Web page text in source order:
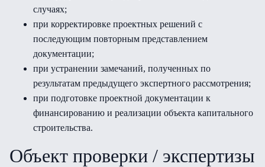
случаях;
при корректировке проектных решений с
последующим повторным представлением
документации;
при устранении замечаний, полученных по
результатам предыдущего экспертного рассмотрения;
при подготовке проектной документации к
финансированию и реализации объекта капитального
строительства.
Объект проверки / экспертизы